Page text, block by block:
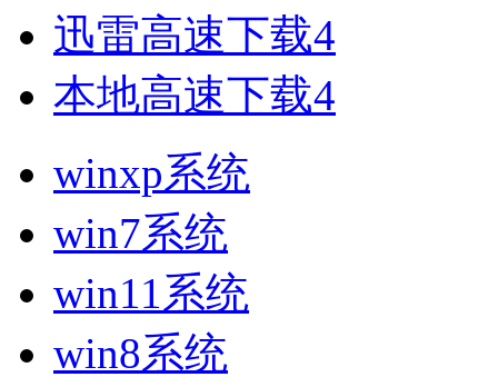
迅雷高速下载4
本地高速下载4
winxp系统
win7系统
win11系统
win8系统